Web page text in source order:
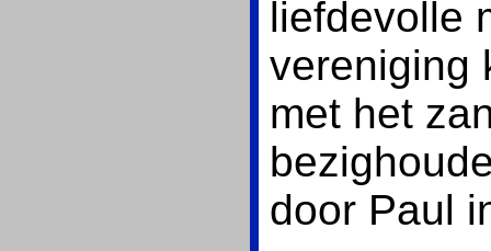
liefdevolle
vereniging
met het
door Paul